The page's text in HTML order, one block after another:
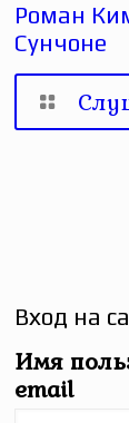
Роман
Сунчоне
Вход на
Имя
email